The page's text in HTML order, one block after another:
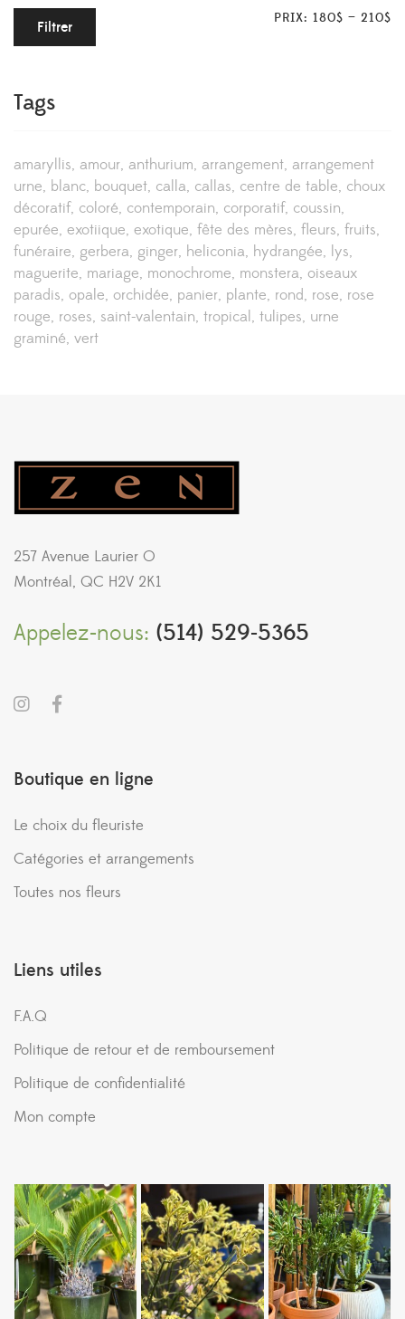
Filtrer PRIX: 180$ — 210$
Tags
amaryllis amour anthurium arrangement arrangement
urne blanc bouquet calla callas centre de table choux
décoratif coloré contemporain corporatif coussin
epurée exotiique exotique fête des mères fleurs fruits
funéraire gerbera ginger heliconia hydrangée lys
maguerite mariage monochrome monstera oiseaux
paradis opale orchidée panier plante rond rose rose
rouge roses saint-valentain tropical tulipes urne
graminé vert
257 Avenue Laurier O
Montréal, QC H2V 2K1
Appelez-nous: (514) 529-5365
Boutique en ligne
Le choix du fleuriste
Catégories et arrangements
Toutes nos fleurs
Liens utiles
F.A.Q
Politique de retour et de remboursement
Politique de confidentialité
Mon compte